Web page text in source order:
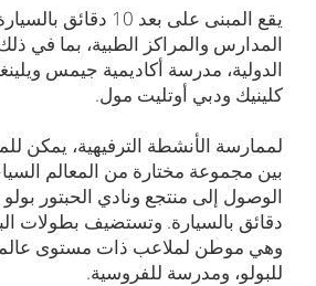
يقع المبنى على بعد 10
المدارس والمراكز الطبية، بما في
الدولية، مدرسة أكاديمية جيمس
كلينيك ودبي أوتليت مول.
لممارسة الأنشطة الترفيهية، يمكن
بين مجموعة مختارة من المعالم
دقائق بالسيارة. وتستضيف بطولات
وهي موطن لملاعب ذات مستوى
للبولو، ومدرسة للفروسية.